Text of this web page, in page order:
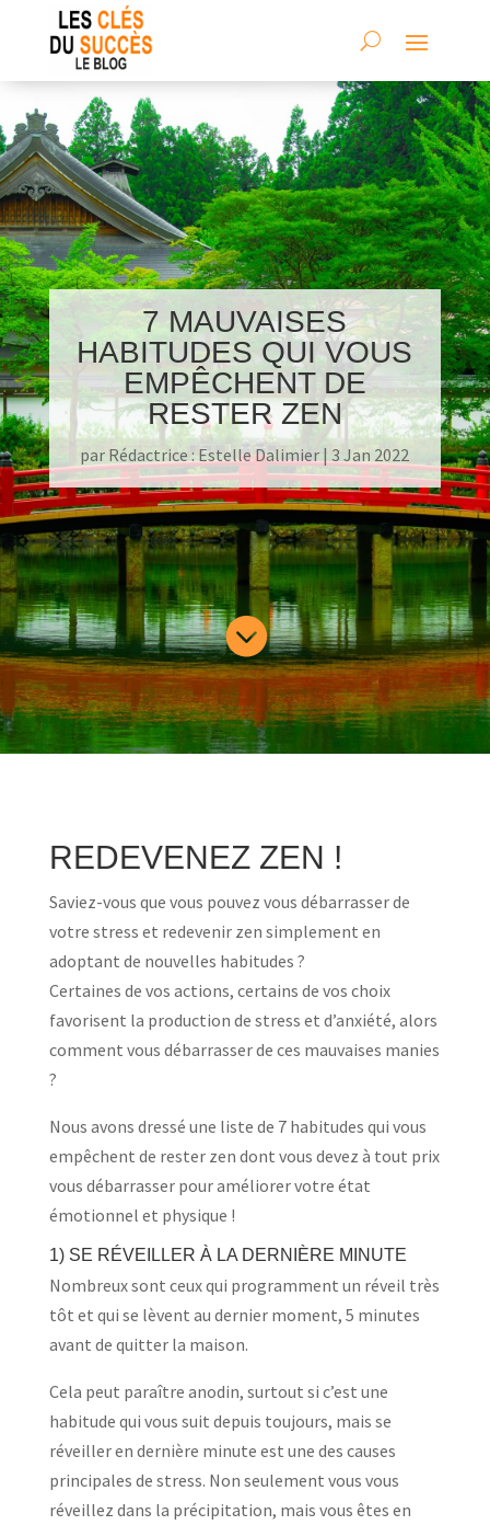
7 MAUVAISES
HABITUDES QUI VOUS
EMPÊCHENT DE
RESTER ZEN
par Rédactrice : Estelle Dalimier |3 Jan 2022

REDEVENEZ ZEN !
Saviez-vous que vous pouvez vous débarrasser de
votre stress et redevenir zen simplement en
adoptant de nouvelles habitudes ?
Certaines de vos actions, certains de vos choix
favorisent la production de stress et d’anxiété, alors
comment vous débarrasser de ces mauvaises manies
?
Nous avons dressé une liste de 7 habitudes qui vous
empêchent de rester zen dont vous devez à tout prix
vous débarrasser pour améliorer votre état
émotionnel et physique !
1) SE RÉVEILLER À LA DERNIÈRE MINUTE
Nombreux sont ceux qui programment un réveil très
tôt et qui se lèvent au dernier moment, 5 minutes
avant de quitter la maison.
Cela peut paraître anodin, surtout si c’est une
habitude qui vous suit depuis toujours, mais se
réveiller en dernière minute est une des causes
principales de stress. Non seulement vous vous
réveillez dans la précipitation, mais vous êtes en